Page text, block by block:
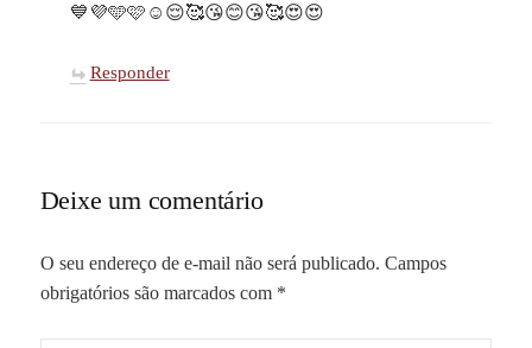
💙💜🩵🩷☺️😌🥰😘😊😘🥰😍😍
Responder
Deixe um comentário
O seu endereço de e-mail não será publicado. Campos
obrigatórios são marcados com *